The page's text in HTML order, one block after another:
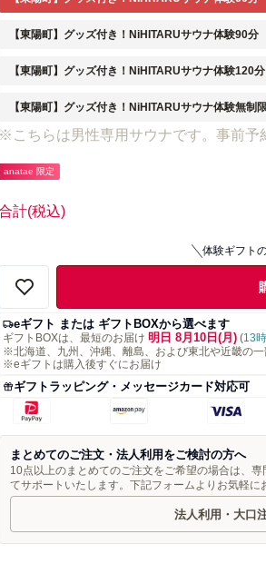
【東陽町】グッズ付き！NiHITARUサウナ体験90分
【東陽町】グッズ付き！NiHITARUサウナ体験120分
【東陽町】グッズ付き！NiHITARUサウナ体験無制
※こちらは男性専用サウナです。事前予
anatae 限定
計(税込)
体験ギフト
eギフト または ギフトBOXから選べます
ギフトBOXは、最短のお届け 明日 8月10日(月) (13
※北海道、九州、沖縄、離島、および東北や近畿の一
※eギフトは購入後すぐにお届け
ギフトラッピング・メッセージカード対応可
まとめてのご注文・法人利用をご検討の方へ
10点以上のまとめてのご注文をご希望の場合は、
てサポートいたします。下記フォームよりお気軽に
法人利用・大口